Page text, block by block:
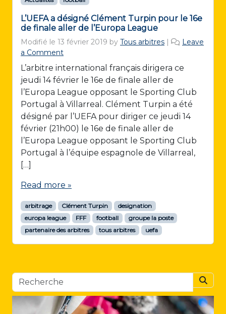
L’UEFA a désigné Clément Turpin pour le 16e
de finale aller de l’Europa League
Modifié le 13 février 2019 by Tous arbitres |
Leave
a Comment
L’arbitre international français dirigera ce
jeudi 14 février le 16e de finale aller de
l’Europa League opposant le Sporting Club
Portugal à Villarreal. Clément Turpin a été
désigné par l’UEFA pour diriger ce jeudi 14
février (21h00) le 16e de finale aller de
l’Europa League opposant le Sporting Club
Portugal à l’équipe espagnole de Villarreal,
[…]
Read more »
arbitrage Clément Turpin
designation
europa league
FFF football
groupe la poste
partenaire des arbitres
tous arbitres uefa